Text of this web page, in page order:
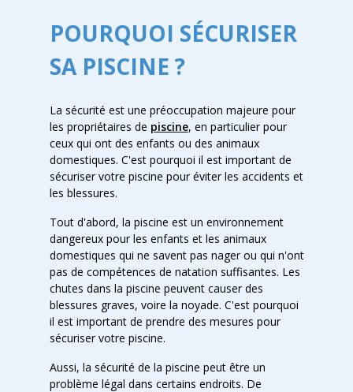
POURQUOI SÉCURISER
SA PISCINE ?
La sécurité est une préoccupation majeure pour
les propriétaires de piscine, en particulier pour
ceux qui ont des enfants ou des animaux
domestiques. C'est pourquoi il est important de
sécuriser votre piscine pour éviter les accidents et
les blessures.
Tout d'abord, la piscine est un environnement
dangereux pour les enfants et les animaux
domestiques qui ne savent pas nager ou qui n'ont
pas de compétences de natation suffisantes. Les
chutes dans la piscine peuvent causer des
blessures graves, voire la noyade. C'est pourquoi
il est important de prendre des mesures pour
sécuriser votre piscine.
Aussi, la sécurité de la piscine peut être un
problème légal dans certains endroits. De